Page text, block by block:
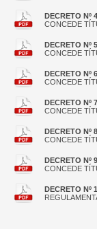
DECRETO Nº
CONCEDE
DECRETO Nº
CONCEDE
DECRETO Nº
CONCEDE
DECRETO Nº
CONCEDE
DECRETO Nº
CONCEDE
DECRETO Nº
CONCEDE
DECRETO Nº